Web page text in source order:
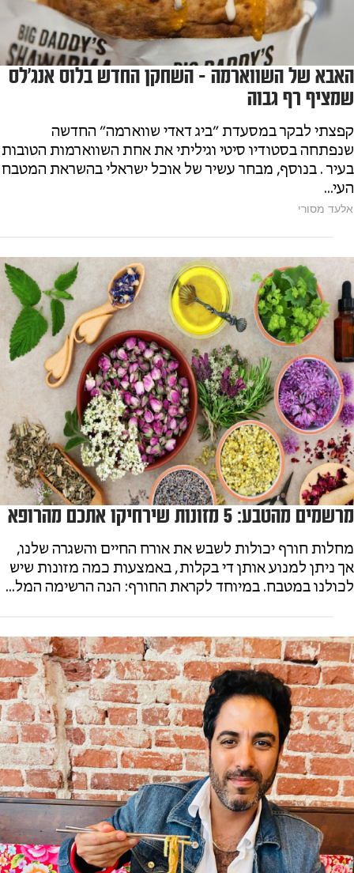
האבא של השווארמה - השחקן החדש בלוס אנג'לס
שמציף רף גבוה
קפצתי לבקר במסעדת ״ביג דאדי שווארמה״ החדשה
שנפתחה בסטודיו סיטי וגיליתי את אחת השווארמות הטובות
בעיר . בנוסף, מבחר עשיר של אוכל ישראלי בהשראת המטבח
העי...
אלעד מסורי
מרשמים מהטבע: 5 מזונות שירחיקו אתכם מהרופא
מחלות חורף יכולות לשבש את אורח החיים והשגרה שלנו,
אך ניתן למנוע אותן די בקלות, באמצעות כמה מזונות שיש
לכולנו במטבח. במיוחד לקראת החורף: הנה הרשימה המל...